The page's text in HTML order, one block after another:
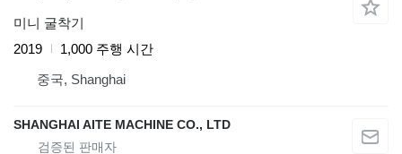
미니 굴착기
2019
1,000 주행 시간
중국, Shanghai
SHANGHAI AITE MACHINE CO., LTD